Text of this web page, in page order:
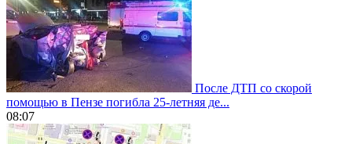
После ДТП со скорой
помощью в Пензе погибла 25-летняя де...
08:07